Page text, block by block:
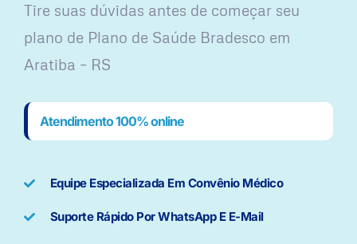
Tire suas dúvidas antes de começar seu
plano ​de Plano de Saúde Bradesco em
Aratiba – RS
Atendimento 100% online
Equipe Especializada Em Convênio Médico
Suporte Rápido Por WhatsApp E E-Mail